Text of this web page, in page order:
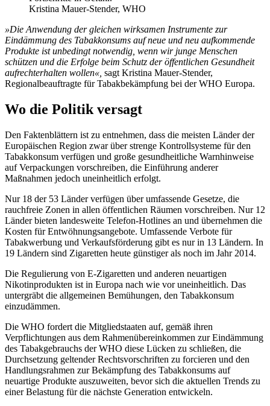
Kristina Mauer-Stender, WHO
»Die Anwendung der gleichen wirksamen Instrumente zur
Eindämmung des Tabakkonsums auf neue und neu aufkommende
Produkte ist unbedingt notwendig, wenn wir junge Menschen
schützen und die Erfolge beim Schutz der öffentlichen Gesundheit
aufrechterhalten wollen«, sagt Kristina Mauer-Stender,
Regionalbeauftragte für Tabakbekämpfung bei der WHO Europa.
Wo die Politik versagt
Den Faktenblättern ist zu entnehmen, dass die meisten Länder der
Europäischen Region zwar über strenge Kontrollsysteme für den
Tabakkonsum verfügen und große gesundheitliche Warnhinweise
auf Verpackungen vorschreiben, die Einführung anderer
Maßnahmen jedoch uneinheitlich erfolgt.
Nur 18 der 53 Länder verfügen über umfassende Gesetze, die
rauchfreie Zonen in allen öffentlichen Räumen vorschreiben. Nur 12
Länder bieten landesweite Telefon-Hotlines an und übernehmen die
Kosten für Entwöhnungsangebote. Umfassende Verbote für
Tabakwerbung und Verkaufsförderung gibt es nur in 13 Ländern. In
19 Ländern sind Zigaretten heute günstiger als noch im Jahr 2014.
Die Regulierung von E-Zigaretten und anderen neuartigen
Nikotinprodukten ist in Europa nach wie vor uneinheitlich. Das
untergräbt die allgemeinen Bemühungen, den Tabakkonsum
einzudämmen.
Die WHO fordert die Mitgliedstaaten auf, gemäß ihren
Verpflichtungen aus dem Rahmenübereinkommen zur Eindämmung
des Tabakgebrauchs der WHO diese Lücken zu schließen, die
Durchsetzung geltender Rechtsvorschriften zu forcieren und den
Handlungsrahmen zur Bekämpfung des Tabakkonsums auf
neuartige Produkte auszuweiten, bevor sich die aktuellen Trends zu
einer Belastung für die nächste Generation entwickeln.